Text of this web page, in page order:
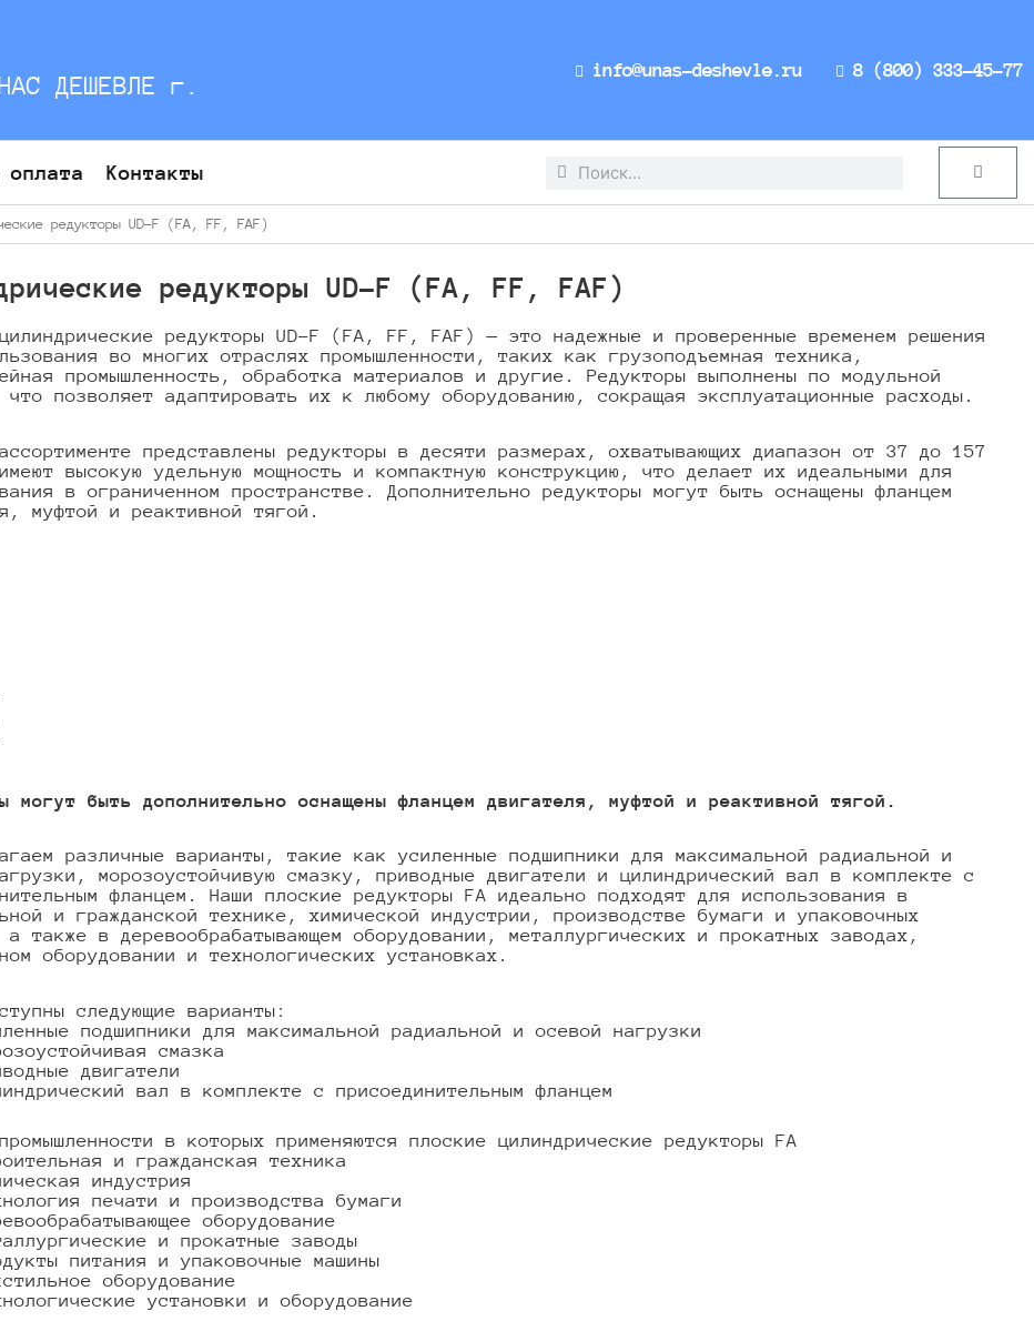
ДЕШЕВЛЕ г.
info@unas-deshevle.ru 8 (800) 333-45-77
Контакты Search
Search Cart
редукторы UD-F (FA, FF, FAF)
редукторы UD-F (FA, FF, FAF)
редукторы UD-F (FA, FF, FAF) — это надежные и проверенные временем решения
во многих отраслях промышленности, таких как грузоподъемная техника,
промышленность, обработка материалов и другие. Редукторы выполнены по модульной
позволяет адаптировать их к любому оборудованию, сокращая эксплуатационные расходы.
представлены редукторы в десяти размерах, охватывающих диапазон от 37 до 157
высокую удельную мощность и компактную конструкцию, что делает их идеальными для
в ограниченном пространстве. Дополнительно редукторы могут быть оснащены фланцем
муфтой и реактивной тягой.
могут быть дополнительно оснащены фланцем двигателя, муфтой и реактивной тягой.
различные варианты, такие как усиленные подшипники для максимальной радиальной и
морозоустойчивую смазку, приводные двигатели и цилиндрический вал в комплекте с
фланцем. Наши плоские редукторы FA идеально подходят для использования в
и гражданской технике, химической индустрии, производстве бумаги и упаковочных
также в деревообрабатывающем оборудовании, металлургических и прокатных заводах,
оборудовании и технологических установках.
следующие варианты:
подшипники для максимальной радиальной и осевой нагрузки
смазка
двигатели
вал в комплекте с присоединительным фланцем
в которых применяются плоские цилиндрические редукторы FA
и гражданская техника
индустрия
печати и производства бумаги
оборудование
и прокатные заводы
питания и упаковочные машины
оборудование
установки и оборудование